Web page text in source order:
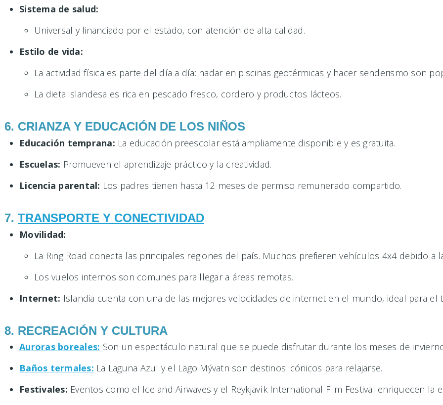
Sistema de salud:
Universal y financiado por el estado, con atención de alta calidad.
Estilo de vida:
La actividad física es parte del día a día: nadar en piscinas geotérmicas y hacer senderismo son
La dieta islandesa es rica en pescado fresco, cordero y productos lácteos.
6. CRIANZA Y EDUCACIÓN DE LOS NIÑOS
Educación temprana: La educación preescolar está ampliamente disponible y es gratuita.
Escuelas: Promueven el aprendizaje práctico y la creatividad.
Licencia parental: Los padres tienen hasta 12 meses de permiso remunerado compartido.
7. TRANSPORTE Y CONECTIVIDAD
Movilidad:
La Ring Road conecta las principales regiones del país. Muchos prefieren vehículos 4x4 debido a
Los vuelos internos son comunes para llegar a áreas remotas.
Internet: Islandia cuenta con una de las mejores velocidades de internet en el mundo, ideal para el
8. RECREACIÓN Y CULTURA
Auroras boreales: Son un espectáculo natural que se puede disfrutar durante los meses de
Baños termales: La Laguna Azul y el Lago Mývatn son destinos icónicos para relajarse.
Festivales: Eventos como el Iceland Airwaves y el Reykjavík International Film Festival enriquecen la